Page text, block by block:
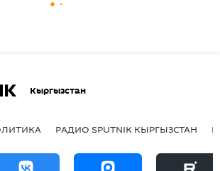
Кыргызстан
РАДИО SPUTNIK КЫРГЫЗСТАН